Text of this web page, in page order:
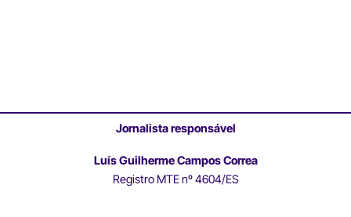
Jornalista responsável
Luís Guilherme Campos Correa
Registro MTE nº 4604/ES